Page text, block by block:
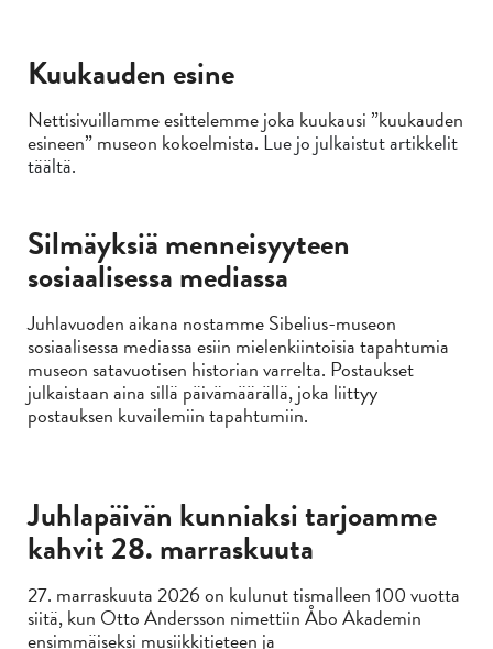
Kuukauden esine
Nettisivuillamme esittelemme joka kuukausi ”kuukauden
esineen” museon kokoelmista. Lue jo julkaistut artikkelit
täältä.
Silmäyksiä menneisyyteen
sosiaalisessa mediassa
Juhlavuoden aikana nostamme Sibelius-museon
sosiaalisessa mediassa esiin mielenkiintoisia tapahtumia
museon satavuotisen historian varrelta. Postaukset
julkaistaan aina sillä päivämäärällä, joka liittyy
postauksen kuvailemiin tapahtumiin.
Juhlapäivän kunniaksi tarjoamme
kahvit 28. marraskuuta
27. marraskuuta 2026 on kulunut tismalleen 100 vuotta
siitä, kun Otto Andersson nimettiin Åbo Akademin
ensimmäiseksi musiikkitieteen ja